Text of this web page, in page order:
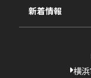
新着情報
横